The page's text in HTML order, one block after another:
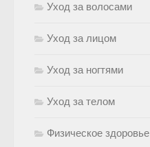
Уход за волосами
Уход за лицом
Уход за ногтями
Уход за телом
Физическое здоровье